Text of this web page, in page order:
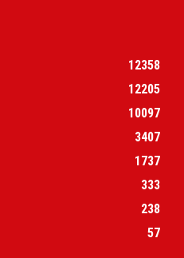
12358
12205
10097
3407
1737
333
238
57